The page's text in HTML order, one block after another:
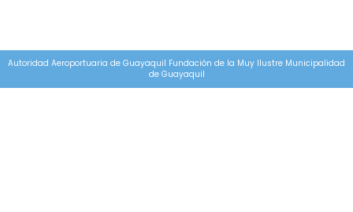
Autoridad Aeroportuaria de Guayaquil Fundación de la Muy Ilustre Municipalidad
de Guayaquil